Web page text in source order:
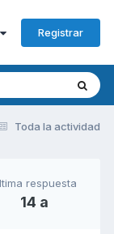
Registrar
Toda la actividad
respuesta
14 a